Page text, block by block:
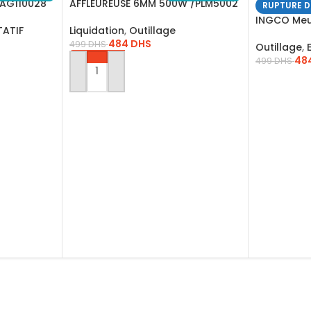
AFFLEUREUSE 6MM 500W /PLM5002
Liquidation, Outillage
499DHS484 DHS
AJOUTER AU PANIER
RUPTURE
INGCO
Outillage,
499DHS